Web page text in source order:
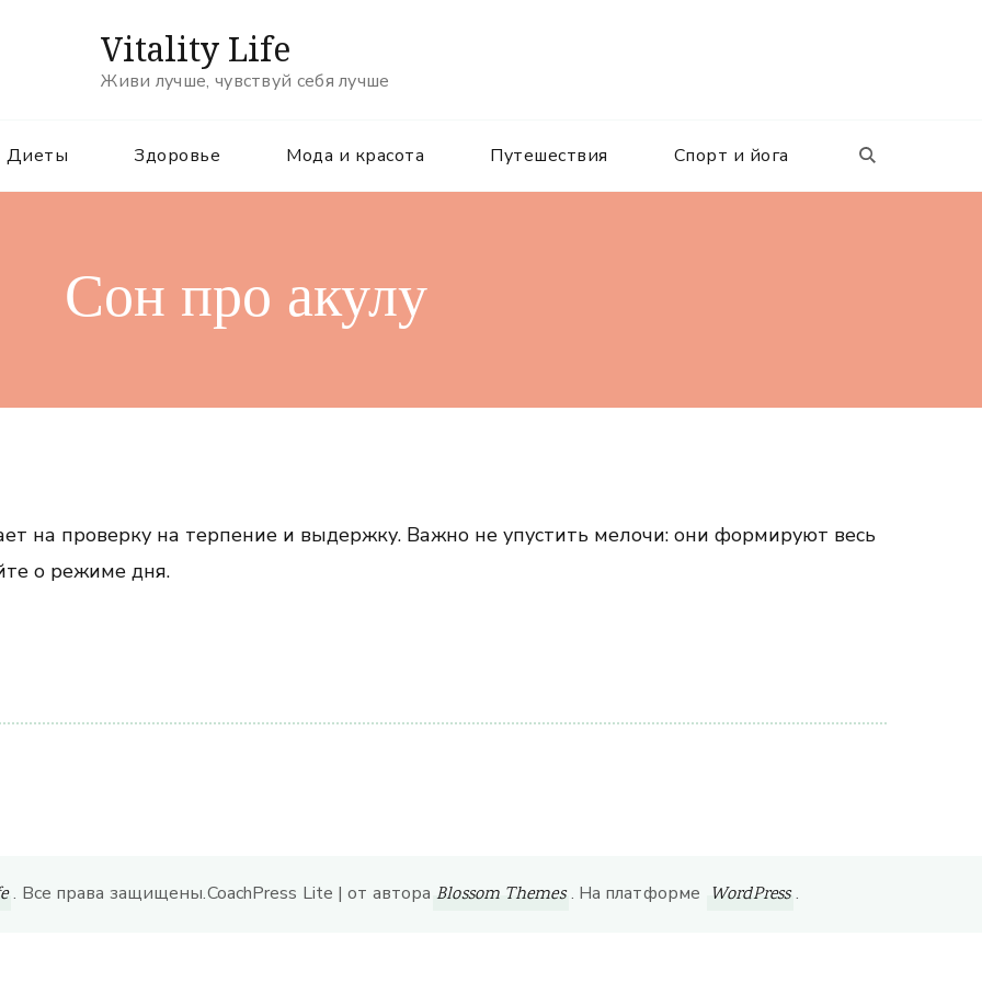
Vitality Life
Живи лучше, чувствуй себя лучше
Диеты Здоровье Мода и красота Путешествия Спорт и йога
Сон про акулу
на проверку на терпение и выдержку. Важно не упустить мелочи: они формируют весь
о режиме дня.
. Все права защищены.CoachPress Lite | от автора Blossom Themes . На платформе WordPress .